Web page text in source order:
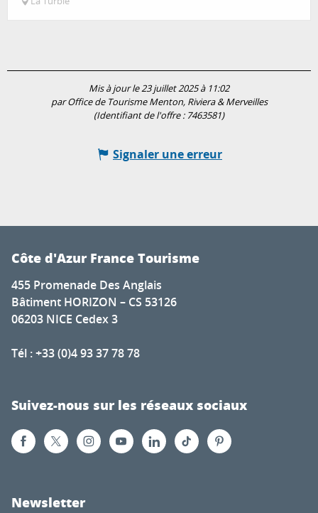
Mis à jour le 23 juillet 2025 à 11:02
par Office de Tourisme Menton, Riviera & Merveilles
(Identifiant de l'offre : 7463581)
Signaler une erreur
Côte d'Azur France Tourisme
455 Promenade Des Anglais
Bâtiment HORIZON – CS 53126
06203 NICE Cedex 3
Tél : +33 (0)4 93 37 78 78
Suivez-nous sur les réseaux sociaux
Newsletter